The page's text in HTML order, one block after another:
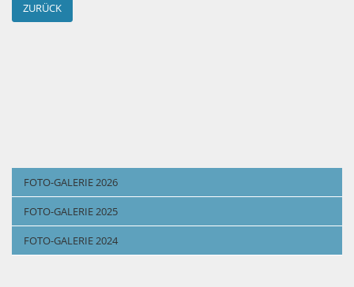
ZURÜCK
FOTO-GALERIE 2026
FOTO-GALERIE 2025
FOTO-GALERIE 2024